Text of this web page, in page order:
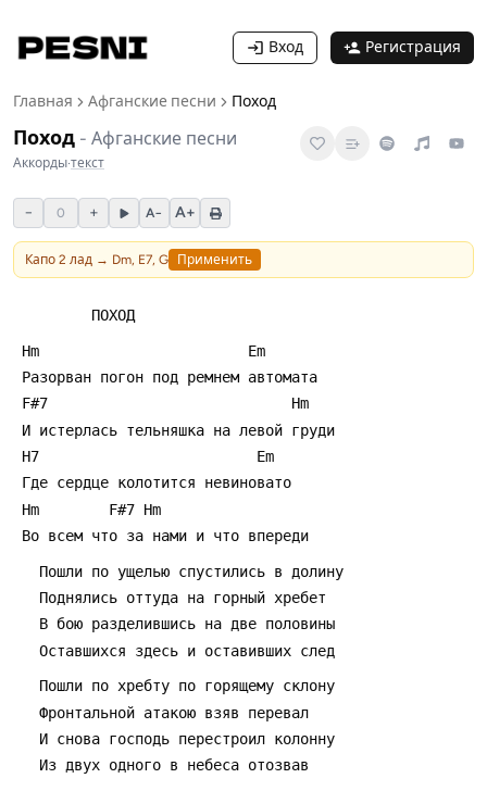
Вход Регистрация
Главная Афганские песни Поход
Поход - Афганские песни
Аккорды·текст
− 0 + A− A+
Капо 2 лад → Dm, E7, G Применить
         ПОХОД
Hm                        Em
Разорван погон под ремнем автомата
F#7                            Hm
И истерлась тельняшка на левой груди
H7                         Em
Где сердце колотится невиновато
Hm        F#7 Hm
Во всем что за нами и что впереди
   Пошли по ущелью спустились в долину
   Поднялись оттуда на горный хребет
   В бою разделившись на две половины
   Оставшихся здесь и оставивших след
   Пошли по хребту по горящему склону
   Фронтальной атакою взяв перевал
   И снова господь перестроил колонну
   Из двух одного в небеса отозвав